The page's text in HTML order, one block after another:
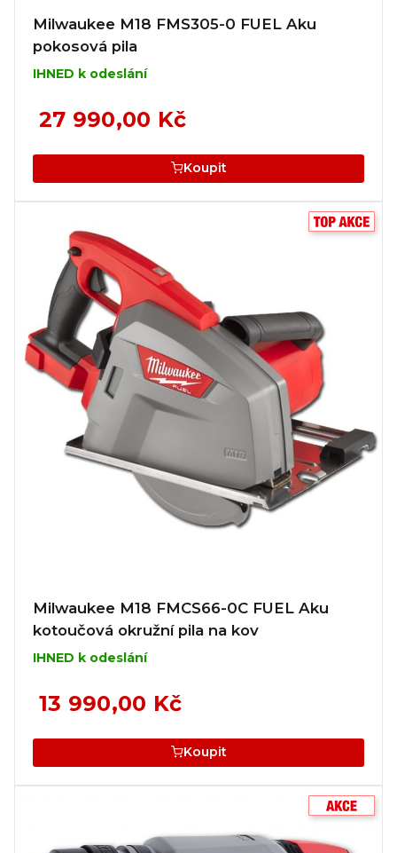
Milwaukee M18 FMS305-0 FUEL Aku
pokosová pila
IHNED k odeslání
27 990,00 Kč
Koupit
Milwaukee M18 FMCS66-0C FUEL Aku
kotoučová okružní pila na kov
IHNED k odeslání
13 990,00 Kč
Koupit